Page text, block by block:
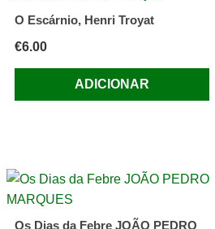
O Escárnio, Henri Troyat
€6.00
ADICIONAR
Os Dias da Febre JOÃO PEDRO